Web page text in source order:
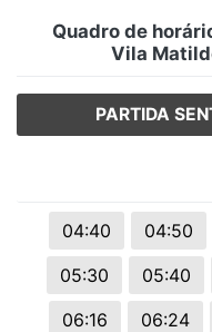
Quadro de
Vila
PARTIDA
04:40 04:50
05:30
05:40
06:16
06:24